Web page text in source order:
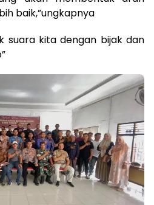
baik,”ungkapnya
suara kita dengan bijak dan